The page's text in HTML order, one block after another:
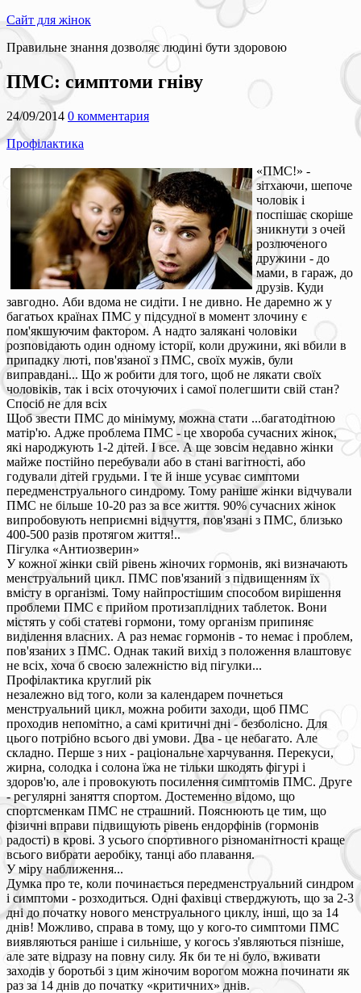
Сайт для жінок
Правильне знання дозволяє людині бути здоровою
ПМС: симптоми гніву
24/09/2014 0 комментария
Профілактика
«ПМС!» -
зітхаючи, шепоче
чоловік і
поспішає скоріше
зникнути з очей
розлюченого
дружини - до
мами, в гараж, до
друзів. Куди
завгодно. Аби вдома не сидіти. І не дивно. Не даремно ж у
багатьох країнах ПМС у підсудної в момент злочину є
пом'якшуючим фактором. А надто залякані чоловіки
розповідають один одному історії, коли дружини, які вбили в
припадку люті, пов'язаної з ПМС, своїх мужів, були
виправдані... Що ж робити для того, щоб не лякати своїх
чоловіків, так і всіх оточуючих і самої полегшити свій стан?
Спосіб не для всіх
Щоб звести ПМС до мінімуму, можна стати ...багатодітною
матір'ю. Адже проблема ПМС - це хвороба сучасних жінок,
які народжують 1-2 дітей. І все. А ще зовсім недавно жінки
майже постійно перебували або в стані вагітності, або
годували дітей грудьми. І те й інше усуває симптоми
передменструального синдрому. Тому раніше жінки відчували
ПМС не більше 10-20 раз за все життя. 90% сучасних жінок
випробовують неприємні відчуття, пов'язані з ПМС, близько
400-500 разів протягом життя!..
Пігулка «Антиозверин»
У кожної жінки свій рівень жіночих гормонів, які визначають
менструальний цикл. ПМС пов'язаний з підвищенням їх
вмісту в організмі. Тому найпростішим способом вирішення
проблеми ПМС є прийом протизаплідних таблеток. Вони
містять у собі статеві гормони, тому організм припиняє
виділення власних. А раз немає гормонів - то немає і проблем,
пов'язаних з ПМС. Однак такий вихід з положення влаштовує
не всіх, хоча б своєю залежністю від пігулки...
Профілактика круглий рік
незалежно від того, коли за календарем почнеться
менструальний цикл, можна робити заходи, щоб ПМС
проходив непомітно, а самі критичні дні - безболісно. Для
цього потрібно всього дві умови. Два - це небагато. Але
складно. Перше з них - раціональне харчування. Перекуси,
жирна, солодка і солона їжа не тільки шкодять фігурі і
здоров'ю, але і провокують посилення симптомів ПМС. Друге
- регулярні заняття спортом. Достеменно відомо, що
спортсменкам ПМС не страшний. Пояснюють це тим, що
фізичні вправи підвищують рівень ендорфінів (гормонів
радості) в крові. З усього спортивного різноманітності краще
всього вибрати аеробіку, танці або плавання.
У міру наближення...
Думка про те, коли починається передменструальний синдром
і симптоми - розходиться. Одні фахівці стверджують, що за 2-3
дні до початку нового менструального циклу, інші, що за 14
днів! Можливо, справа в тому, що у кого-то симптоми ПМС
виявляються раніше і сильніше, у когось з'являються пізніше,
але зате відразу на повну силу. Як би те ні було, вживати
заходів у боротьбі з цим жіночим ворогом можна починати як
раз за 14 днів до початку «критичних» днів.